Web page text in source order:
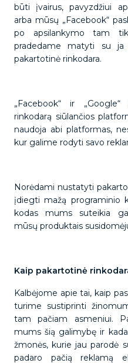
būti įvairus, pavyzdžiui
arba mūsų „Facebook“
po apsilankymo tam
pradedame matyti su ja
pakartotinė rinkodara.
„Facebook“ ir
rinkodarą siūlančios
naudoja abi platformas,
kur galime rodyti savo
Norėdami nustatyti
įdiegti mažą programinio
kodas mums suteikia
mūsų produktais
Kaip pakartotinė
Kalbėjome apie tai, kaip
turime sustiprinti
tam pačiam asmeniui.
mums šią galimybę ir
žmonės, kurie jau parodė
padaro pačią reklamą